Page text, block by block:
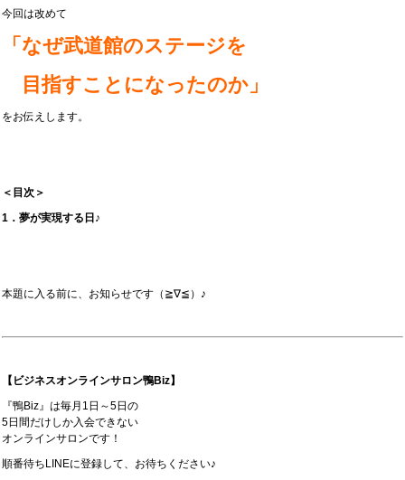
今回は改めて
「なぜ武道館のステージを
目指すことになったのか」
をお伝えします。
＜目次＞
1．夢が実現する日♪
本題に入る前に、お知らせです（≧∇≦）♪
【ビジネスオンラインサロン鴨Biz】
『鴨Biz』は毎月1日～5日の
5日間だけしか入会できない
オンラインサロンです！
順番待ちLINEに登録して、お待ちください♪